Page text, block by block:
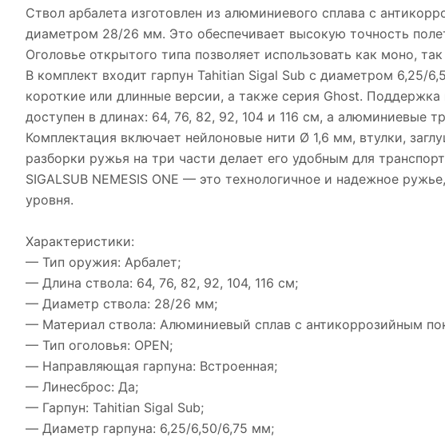
Ствол арбалета изготовлен из алюминиевого сплава с
диаметром 28/26 мм. Это обеспечивает высокую точность
Оголовье открытого типа позволяет использовать как моно,
В комплект входит гарпун Tahitian Sigal Sub с диаметром 6,25/
короткие или длинные версии, а также серия Ghost.
доступен в длинах: 64, 76, 82, 92, 104 и 116 см, а алюминиевые
Комплектация включает нейлоновые нити Ø 1,6 мм, втулки,
разборки ружья на три части делает его удобным для
SIGALSUB NEMESIS ONE — это технологичное и надежное
уровня.
Характеристики:
— Тип оружия: Арбалет;
— Длина ствола: 64, 76, 82, 92, 104, 116 см;
— Диаметр ствола: 28/26 мм;
— Материал ствола: Алюминиевый сплав с антикоррозийным
— Тип оголовья: OPEN;
— Направляющая гарпуна: Встроенная;
— Линесброс: Да;
— Гарпун: Tahitian Sigal Sub;
— Диаметр гарпуна: 6,25/6,50/6,75 мм;